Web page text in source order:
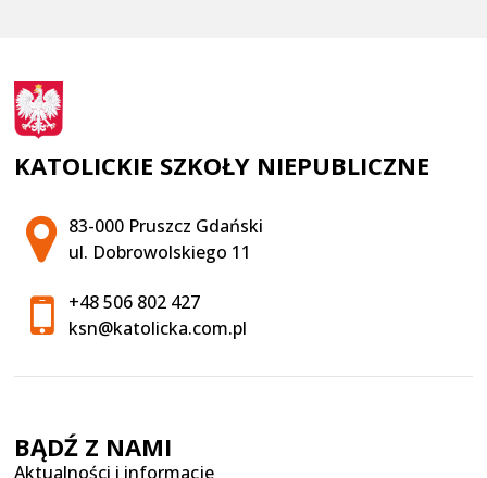
KATOLICKIE SZKOŁY NIEPUBLICZNE
Adres pocztowy:
83-000 Pruszcz Gdański
ul. Dobrowolskiego 11
+48 506 802 427
ksn@katolicka.com.pl
BĄDŹ Z NAMI
Aktualności i informacje